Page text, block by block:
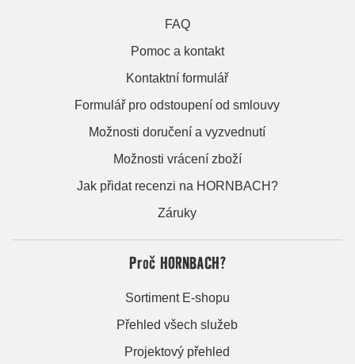
FAQ
Pomoc a kontakt
Kontaktní formulář
Formulář pro odstoupení od smlouvy
Možnosti doručení a vyzvednutí
Možnosti vrácení zboží
Jak přidat recenzi na HORNBACH?
Záruky
Proč HORNBACH?
Sortiment E-shopu
Přehled všech služeb
Projektový přehled